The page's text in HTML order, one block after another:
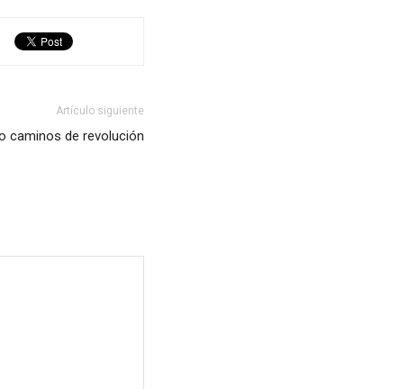
Artículo siguiente
caminos de revolución